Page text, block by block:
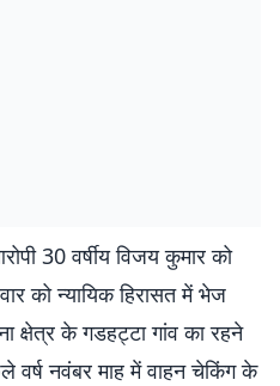
30 वर्षीय विजय कुमार को
को न्यायिक हिरासत में भेज
क्षेत्र के गडहट्टा गांव का रहने
वर्ष नवंबर माह में वाहन चेकिंग के